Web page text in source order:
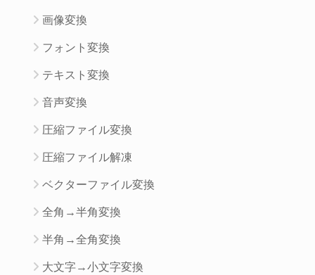
画像変換
フォント変換
テキスト変換
音声変換
圧縮ファイル変換
圧縮ファイル解凍
ベクターファイル変換
全角→半角変換
半角→全角変換
大文字→小文字変換